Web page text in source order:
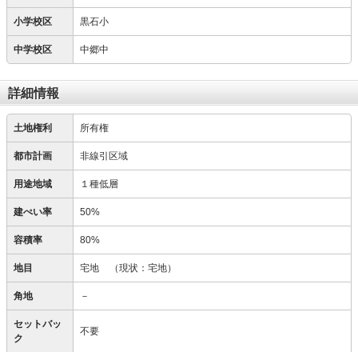
小学校区 黒石小
中学校区 中郷中
詳細情報
土地権利 所有権
都市計画 非線引区域
用途地域 １種低層
建ぺい率 50%
容積率 80%
地目 宅地 （現状：宅地）
角地 －
セットバッ
ク
不要